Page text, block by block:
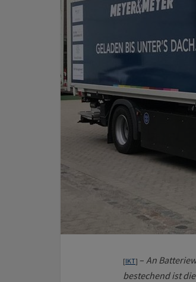
[IKT] – An
bestechend ist